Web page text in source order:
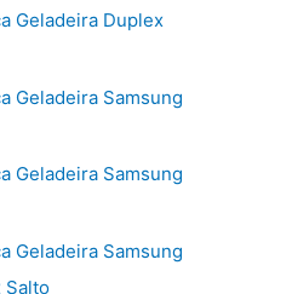
Geladeira Duplex
Geladeira Samsung
Geladeira Samsung
Geladeira Samsung
Salto